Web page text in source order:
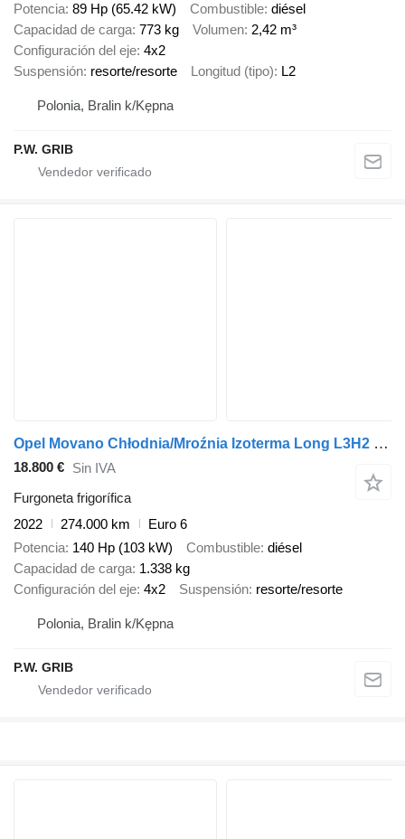
Potencia 89 Hp (65.42 kW) Combustible diésel
Capacidad de carga 773 kg Volumen 2,42 m³
Configuración del eje 4x2
Suspensión resorte/resorte Longitud (tipo) L2
Polonia, Bralin k/Kępna
P.W. GRIB
Opel Movano Chłodnia/Mroźnia Izoterma Long L3H2 Maxi Salon PL, Jeden
18.800 € Sin IVA
Furgoneta frigorífica
2022
274.000 km
Euro 6
Potencia 140 Hp (103 kW) Combustible diésel
Capacidad de carga 1.338 kg
Configuración del eje 4x2 Suspensión resorte/resorte
Polonia, Bralin k/Kępna
P.W. GRIB